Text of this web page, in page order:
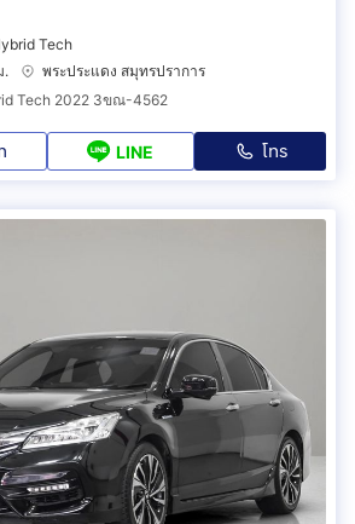
Tech
.
พระประแดง สมุทรปราการ
Tech 2022 3ขณ-4562
LINE โทร